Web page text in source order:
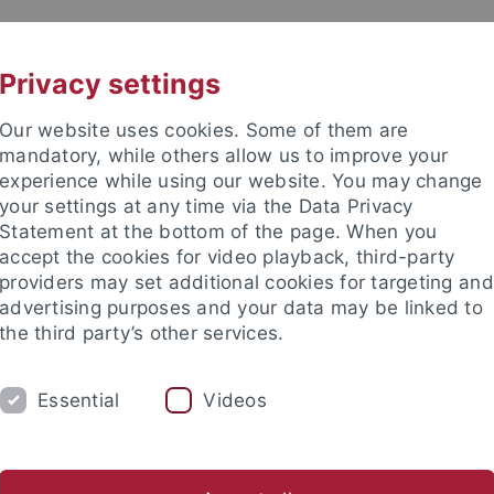
Fakultät
Empirische
AKTUELLES
Privacy settings
Our website uses cookies. Some of them are
mandatory, while others allow us to improve your
experience while using our website. You may change
your settings at any time via the Data Privacy
Statement at the bottom of the page. When you
accept the cookies for video playback, third-party
providers may set additional cookies for targeting and
advertising purposes and your data may be linked to
the third party’s other services.
Essential Videos